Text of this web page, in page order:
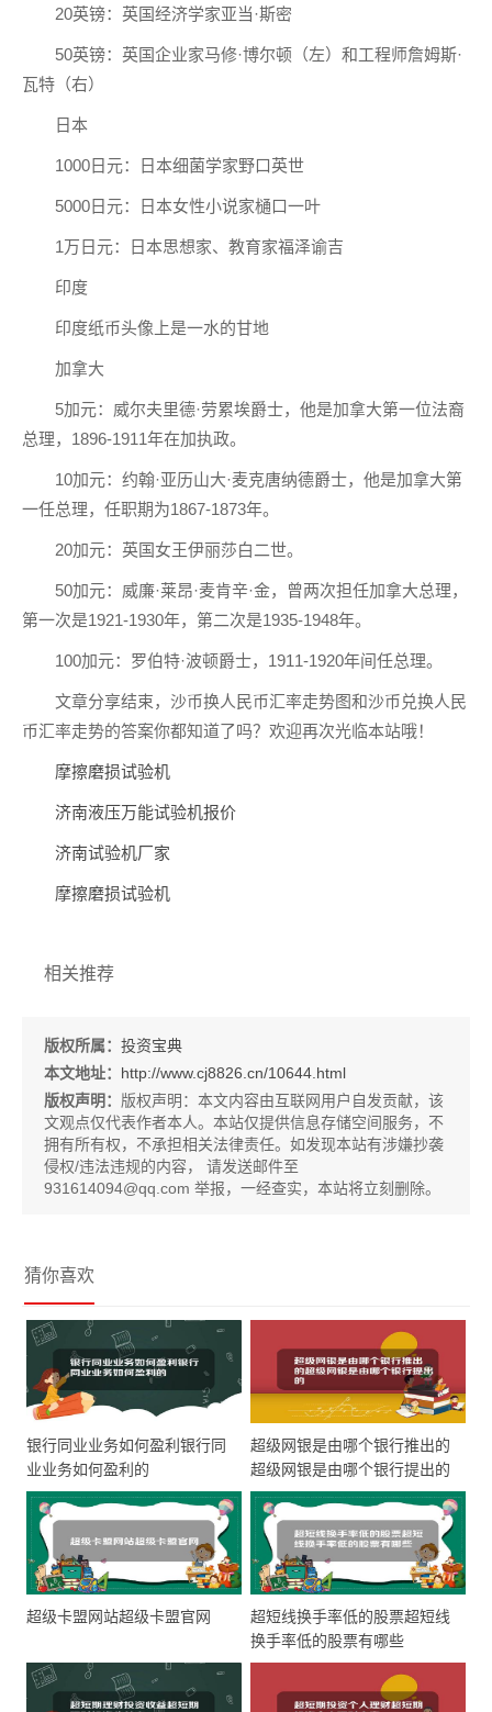
20英镑：英国经济学家亚当·斯密
50英镑：英国企业家马修·博尔顿（左）和工程师詹姆斯·
瓦特（右）
日本
1000日元：日本细菌学家野口英世
5000日元：日本女性小说家樋口一叶
1万日元：日本思想家、教育家福泽谕吉
印度
印度纸币头像上是一水的甘地
加拿大
5加元：威尔夫里德·劳累埃爵士，他是加拿大第一位法裔
总理，1896-1911年在加执政。
10加元：约翰·亚历山大·麦克唐纳德爵士，他是加拿大第
一任总理，任职期为1867-1873年。
20加元：英国女王伊丽莎白二世。
50加元：威廉·莱昂·麦肯辛·金，曾两次担任加拿大总理，
第一次是1921-1930年，第二次是1935-1948年。
100加元：罗伯特·波顿爵士，1911-1920年间任总理。
文章分享结束，沙币换人民币汇率走势图和沙币兑换人民
币汇率走势的答案你都知道了吗？欢迎再次光临本站哦！
摩擦磨损试验机
济南液压万能试验机报价
济南试验机厂家
摩擦磨损试验机
相关推荐
版权所属： 投资宝典
本文地址： http://www.cj8826.cn/10644.html
版权声明： 版权声明： 本文内容由互联网用户自发贡献，该
文观点仅代表作者本人。本站仅提供信息存储空间服务，不
拥有所有权，不承担相关法律责任。如发现本站有涉嫌抄袭
侵权/违法违规的内容， 请发送邮件至
931614094@qq.com 举报，一经查实，本站将立刻删除。
猜你喜欢
银行同业业务如何盈利银行同
业业务如何盈利的
超级网银是由哪个银行推出的
超级网银是由哪个银行提出的
超级卡盟网站超级卡盟官网
超短线换手率低的股票超短线
换手率低的股票有哪些